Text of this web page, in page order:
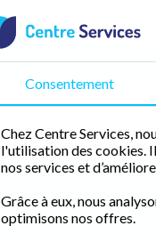
Consentement
Chez Centre Services,
l'utilisation des cookies.
nos services et
Grâce à eux, nous
optimisons nos offres.